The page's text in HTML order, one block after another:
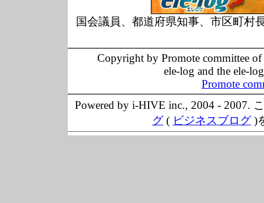
国会議員、都道府県知事、市区町村
Copyright by Promote committee
ele-log and the ele-
Promote
Powered by i-HIVE inc., 2004 - 2007.
グ( ビジネスブログ)